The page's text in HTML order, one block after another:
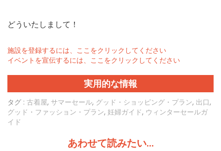
どういたしまして！
施設を登録するには、ここをクリックしてください
イベントを宣伝するには、ここをクリックしてください
実用的な情報
タグ : 古着屋, サマーセール, グッド・ショッピング・プラン, 出口,
グッド・ファッション・プラン, 妊婦ガイド, ウィンターセールガ
イド
あわせて読みたい...